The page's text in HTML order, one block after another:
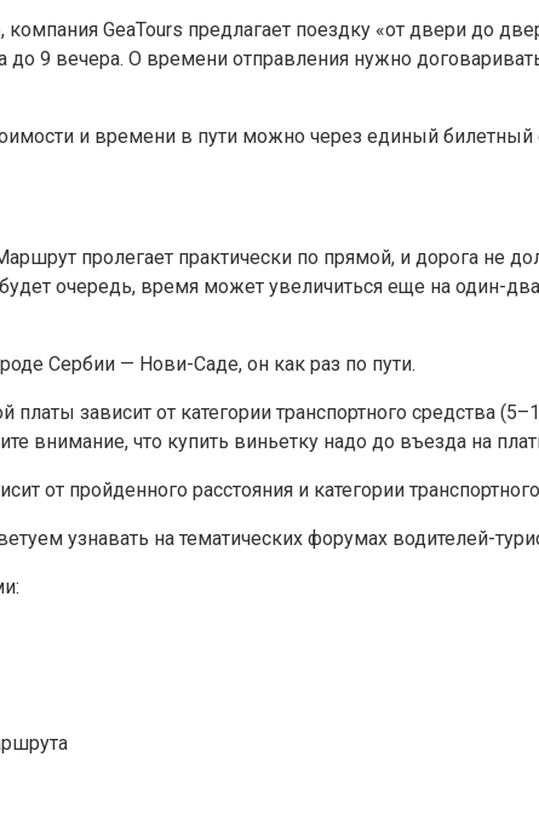
GeaTours предлагает поездку «от двери до
9 вечера. О времени отправления нужно
и времени в пути можно через единый билетный
пролегает практически по прямой, и дорога не
очередь, время может увеличиться еще на один-
Сербии — Нови-Саде, он как раз по пути.
зависит от категории транспортного средства
внимание, что купить виньетку надо до въезда на
от пройденного расстояния и категории
узнавать на тематических форумах водителей-